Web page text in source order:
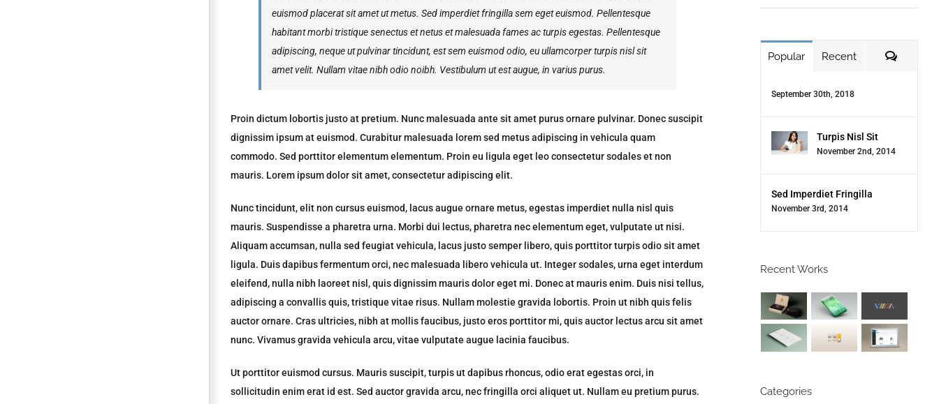
euismod placerat sit amet ut metus. Sed imperdiet fringilla sem eget euismod. Pellentesque
habitant morbi tristique senectus et netus et malesuada fames ac turpis egestas. Pellentesque
adipiscing, neque ut pulvinar tincidunt, est sem euismod odio, eu ullamcorper turpis nisl sit
amet velit. Nullam vitae nibh odio noibh. Vestibulum ut est augue, in varius purus.
Proin dictum lobortis justo at pretium. Nunc malesuada ante sit amet purus ornare pulvinar. Donec suscipit
dignissim ipsum at euismod. Curabitur malesuada lorem sed metus adipiscing in vehicula quam
commodo. Sed porttitor elementum elementum. Proin eu ligula eget leo consectetur sodales et non
mauris. Lorem ipsum dolor sit amet, consectetur adipiscing elit.
Nunc tincidunt, elit non cursus euismod, lacus augue ornare metus, egestas imperdiet nulla nisl quis
mauris. Suspendisse a pharetra urna. Morbi dui lectus, pharetra nec elementum eget, vulputate ut nisi.
Aliquam accumsan, nulla sed feugiat vehicula, lacus justo semper libero, quis porttitor turpis odio sit amet
ligula. Duis dapibus fermentum orci, nec malesuada libero vehicula ut. Integer sodales, urna eget interdum
eleifend, nulla nibh laoreet nisl, quis dignissim mauris dolor eget mi. Donec at mauris enim. Duis nisi tellus,
adipiscing a convallis quis, tristique vitae risus. Nullam molestie gravida lobortis. Proin ut nibh quis felis
auctor ornare. Cras ultricies, nibh at mollis faucibus, justo eros porttitor mi, quis auctor lectus arcu sit amet
nunc. Vivamus gravida vehicula arcu, vitae vulputate augue lacinia faucibus.
Ut porttitor euismod cursus. Mauris suscipit, turpis ut dapibus rhoncus, odio erat egestas orci, in
sollicitudin enim erat id est. Sed auctor gravida arcu, nec fringilla orci aliquet ut. Nullam eu pretium purus.
Popular Recent
September 30th, 2018
Turpis Nisl Sit
November 2nd, 2014
Sed Imperdiet Fringilla
November 3rd, 2014
Recent Works
Categories